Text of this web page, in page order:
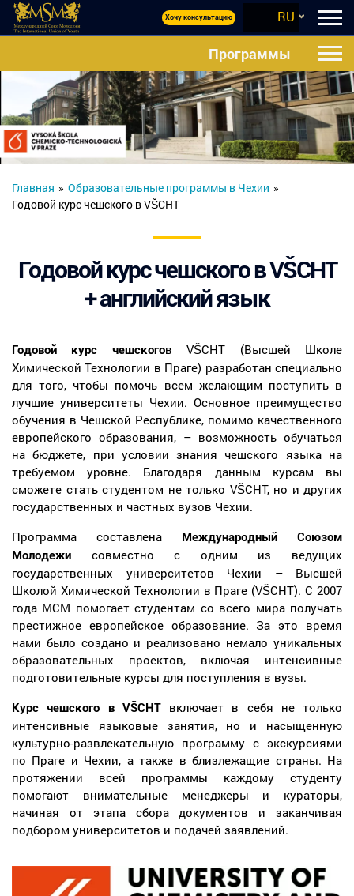
Хочу консультацию RU
Программы
Главная » Образовательные программы в Чехии »
Годовой курс чешского в VŠCHT
Годовой курс чешского в VŠCHT
+ английский язык
Годовой курс чешскогов VŠCHT (Высшей Школе
Химической Технологии в Праге) разработан специально
для того, чтобы помочь всем желающим поступить в
лучшие университеты Чехии. Основное преимущество
обучения в Чешской Республике, помимо качественного
европейского образования, – возможность обучаться
на бюджете, при условии знания чешского языка на
требуемом уровне. Благодаря данным курсам вы
сможете стать студентом не только VŠCHT, но и других
государственных и частных вузов Чехии.
Программа составлена
Международный Союзом
Молодежи совместно с одним из ведущих
государственных университетов Чехии – Высшей
Школой Химической Технологии в Праге (VŠCHT). С 2007
года МСМ помогает студентам со всего мира получать
престижное европейское образование. За это время
нами было создано и реализовано немало уникальных
образовательных проектов, включая интенсивные
подготовительные курсы для поступления в вузы.
Курс чешского в VŠCHTвключает в себя не только
интенсивные языковые занятия, но и насыщенную
культурно-развлекательную программу с экскурсиями
по Праге и Чехии, а также в близлежащие страны. На
протяжении всей программы каждому студенту
помогают внимательные менеджеры и кураторы,
начиная от этапа сбора документов и заканчивая
подбором университетов и подачей заявлений.